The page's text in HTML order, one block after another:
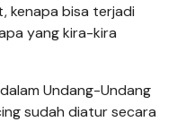
kenapa bisa terjadi
yang kira-kira
Undang-Undang
sudah diatur secara